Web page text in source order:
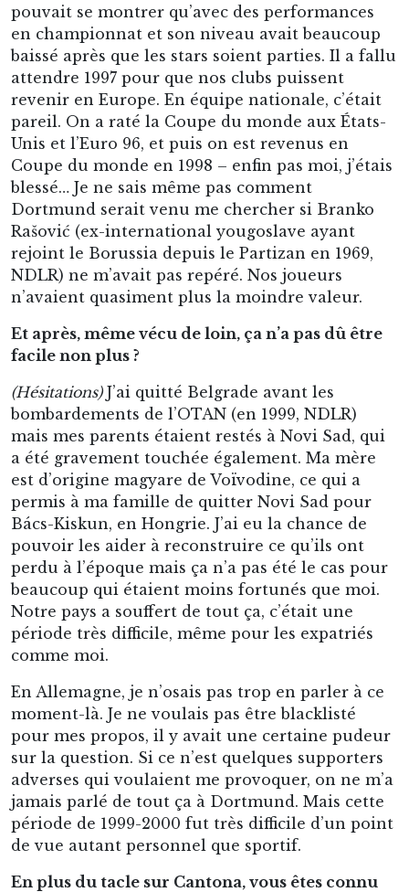
pouvait se montrer qu’avec des performances
en championnat et son niveau avait beaucoup
baissé après que les stars soient parties. Il a fallu
attendre 1997 pour que nos clubs puissent
revenir en Europe. En équipe nationale, c’était
pareil. On a raté la Coupe du monde aux États-
Unis et l’Euro 96, et puis on est revenus en
Coupe du monde en 1998 – enfin pas moi, j’étais
blessé… Je ne sais même pas comment
Dortmund serait venu me chercher si Branko
Rašović (ex-international yougoslave ayant
rejoint le Borussia depuis le Partizan en 1969,
NDLR) ne m’avait pas repéré. Nos joueurs
n’avaient quasiment plus la moindre valeur.
Et après, même vécu de loin, ça n’a pas dû être
facile non plus ?
(Hésitations)J’ai quitté Belgrade avant les
bombardements de l’OTAN (en 1999, NDLR)
mais mes parents étaient restés à Novi Sad, qui
a été gravement touchée également. Ma mère
est d’origine magyare de Voïvodine, ce qui a
permis à ma famille de quitter Novi Sad pour
Bács-Kiskun, en Hongrie. J’ai eu la chance de
pouvoir les aider à reconstruire ce qu’ils ont
perdu à l’époque mais ça n’a pas été le cas pour
beaucoup qui étaient moins fortunés que moi.
Notre pays a souffert de tout ça, c’était une
période très difficile, même pour les expatriés
comme moi.
En Allemagne, je n’osais pas trop en parler à ce
moment-là. Je ne voulais pas être blacklisté
pour mes propos, il y avait une certaine pudeur
sur la question. Si ce n’est quelques supporters
adverses qui voulaient me provoquer, on ne m’a
jamais parlé de tout ça à Dortmund. Mais cette
période de 1999-2000 fut très difficile d’un point
de vue autant personnel que sportif.
En plus du tacle sur Cantona, vous êtes connu